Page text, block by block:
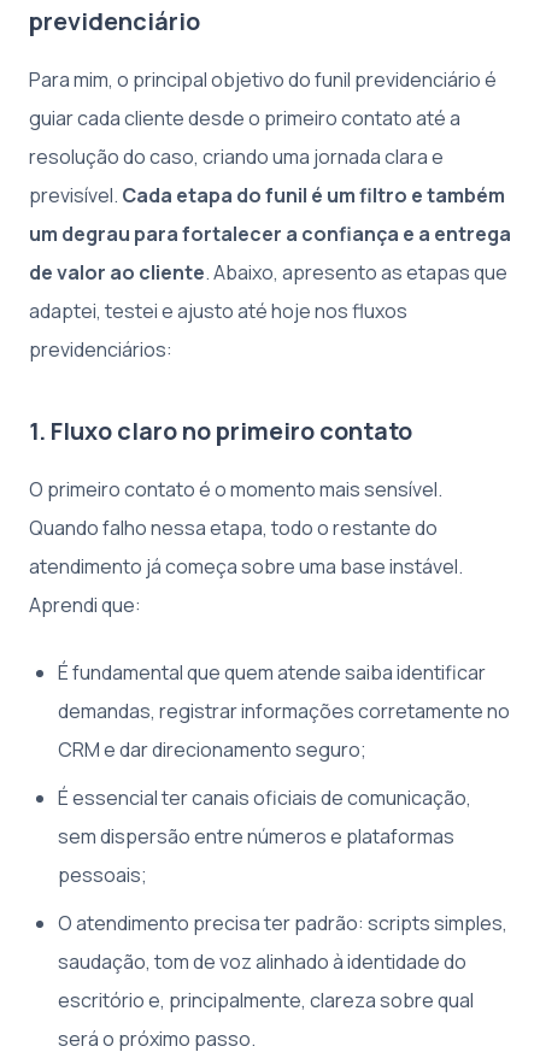
previdenciário
Para mim, o principal objetivo do funil previdenciário é
guiar cada cliente desde o primeiro contato até a
resolução do caso, criando uma jornada clara e
previsível. Cada etapa do funil é um filtro e também
um degrau para fortalecer a confiança e a entrega
de valor ao cliente. Abaixo, apresento as etapas que
adaptei, testei e ajusto até hoje nos fluxos
previdenciários:
1. Fluxo claro no primeiro contato
O primeiro contato é o momento mais sensível.
Quando falho nessa etapa, todo o restante do
atendimento já começa sobre uma base instável.
Aprendi que:
É fundamental que quem atende saiba identificar
demandas, registrar informações corretamente no
CRM e dar direcionamento seguro;
É essencial ter canais oficiais de comunicação,
sem dispersão entre números e plataformas
pessoais;
O atendimento precisa ter padrão: scripts simples,
saudação, tom de voz alinhado à identidade do
escritório e, principalmente, clareza sobre qual
será o próximo passo.